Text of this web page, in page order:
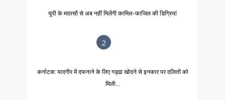
यूपी के मदरसों से अब नहीं मिलेंगी कामिल-फाजिल की डिग्रियां
2
कर्नाटक: यादगीर में दफनाने के लिए गड्ढा खोदने से इनकार पर दलितों को
मिली...